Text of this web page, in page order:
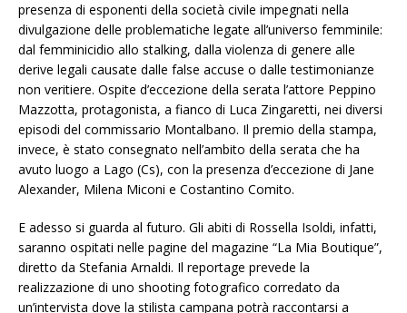
presenza di esponenti della società civile impegnati nella
divulgazione delle problematiche legate all’universo femminile:
dal femminicidio allo stalking, dalla violenza di genere alle
derive legali causate dalle false accuse o dalle testimonianze
non veritiere. Ospite d’eccezione della serata l’attore Peppino
Mazzotta, protagonista, a fianco di Luca Zingaretti, nei diversi
episodi del commissario Montalbano. Il premio della stampa,
invece, è stato consegnato nell’ambito della serata che ha
avuto luogo a Lago (Cs), con la presenza d’eccezione di Jane
Alexander, Milena Miconi e Costantino Comito.
E adesso si guarda al futuro. Gli abiti di Rossella Isoldi, infatti,
saranno ospitati nelle pagine del magazine “La Mia Boutique”,
diretto da Stefania Arnaldi. Il reportage prevede la
realizzazione di uno shooting fotografico corredato da
un’intervista dove la stilista campana potrà raccontarsi a